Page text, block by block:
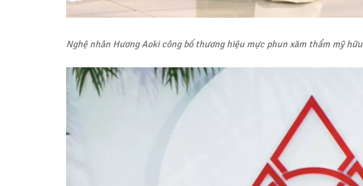
Nghệ nhân Hương Aoki công bố thương hiệu mực phun xăm thẩm mỹ